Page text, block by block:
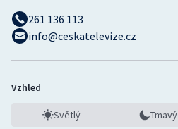
261 136 113
info@ceskatelevize.cz
Vzhled
Světlý Tmavý